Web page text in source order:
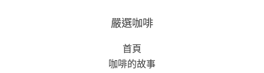
嚴選咖啡
首頁
咖啡的故事